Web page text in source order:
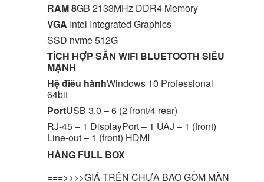
RAM 8GB 2133MHz DDR4 Memory
VGA Intel Integrated Graphics
SSD nvme 512G
TÍCH HỢP SẴN WIFI BLUETOOTH SIÊU
MẠNH
Hệ điều hànhWindows 10 Professional
64bit
PortUSB 3.0 – 6 (2 front/4 rear)
RJ-45 – 1 DisplayPort – 1 UAJ – 1 (front)
Line-out – 1 (front) HDMI
HÀNG FULL BOX
===>>>>GIÁ TRÊN CHƯA BAO GỒM MÀN